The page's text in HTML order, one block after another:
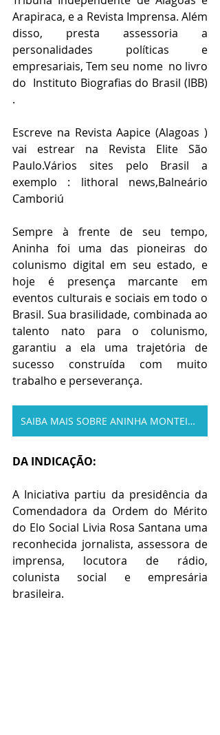
Arapiraca, e a Revista Imprensa. Além
disso, presta assessoria a
personalidades políticas e
empresariais, Tem seu nome  no livro
do  Instituto Biografias do Brasil (IBB)
.
Escreve na Revista Aapice (Alagoas )
vai estrear na Revista Elite São
Paulo.Vários sites pelo Brasil a
exemplo : lithoral news,Balneário
Camboriú
Sempre à frente de seu tempo,
Aninha foi uma das pioneiras do
colunismo digital em seu estado, e
hoje é presença marcante em
eventos culturais e sociais em todo o
Brasil. Sua brasilidade, combinada ao
talento nato para o colunismo,
garantiu a ela uma trajetória de
sucesso construída com muito
trabalho e perseverança.
SAIBA MAIS SOBRE ANINHA MONTEIRO
DA INDICAÇÃO:
A Iniciativa partiu da presidência da
Comendadora da Ordem do Mérito
do Elo Social Livia Rosa Santana uma
reconhecida jornalista, assessora de
imprensa, locutora de rádio,
colunista social e empresária
brasileira.